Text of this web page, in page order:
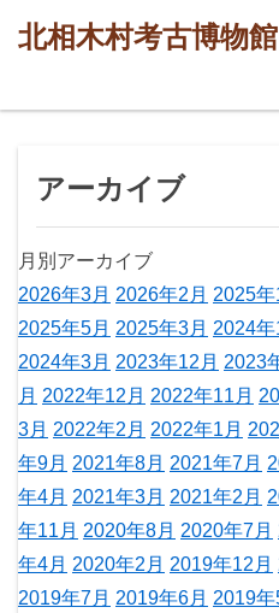
北相木村考古博物館
アーカイブ
月別アーカイブ
2026年3月 2026年2月 2025年
2025年5月 2025年3月 2024年
2024年3月 2023年12月 2023
月 2022年12月 2022年11月
3月 2022年2月 2022年1月
年9月 2021年8月 2021年7月
年4月 2021年3月 2021年2月
年11月 2020年8月 2020年7月
年4月 2020年2月 2019年12月
2019年7月 2019年6月 2019年